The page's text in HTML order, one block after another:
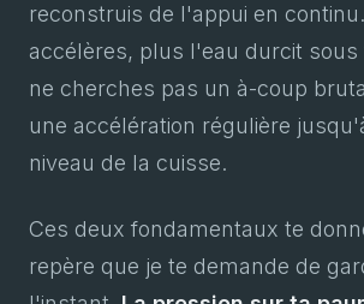
reconstruis de l'appui en
accélères, plus l'eau durcit sous
ne cherches pas un à-coup
une accélération régulière
niveau de la cuisse.
Ces deux fondamentaux te
repère que je te demande de